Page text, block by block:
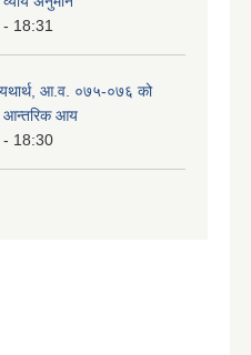
18:31
आ.व. ०७५-०७६ को
आन्तरिक आय
18:30